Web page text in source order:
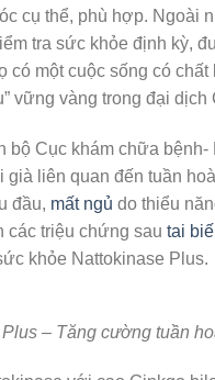
cụ thể, phù hợp. Ngoài
tra sức khỏe định kỳ,
một cuộc sống có
vững vàng trong đại dịch
Cục khám chữa bệnh-
liên quan đến tuần
đầu, mất ngủ do thiểu
các triệu chứng sau tai
khỏe Nattokinase Plus.
– Tăng cường tuần